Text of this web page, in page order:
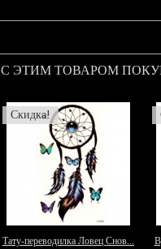
С ЭТИМ ТОВАРОМ
Скидка!
Тату-переводилка Ловец Снов...